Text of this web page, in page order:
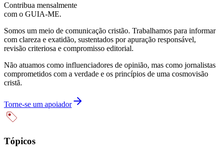
Contribua mensalmente
com o GUIA-ME.
Somos um meio de comunicação cristão. Trabalhamos para informar
com clareza e exatidão, sustentados por apuração responsável,
revisão criteriosa e compromisso editorial.
Não atuamos como influenciadores de opinião, mas como jornalistas
comprometidos com a verdade e os princípios de uma cosmovisão
cristã.
Torne-se um apoiador
Tópicos